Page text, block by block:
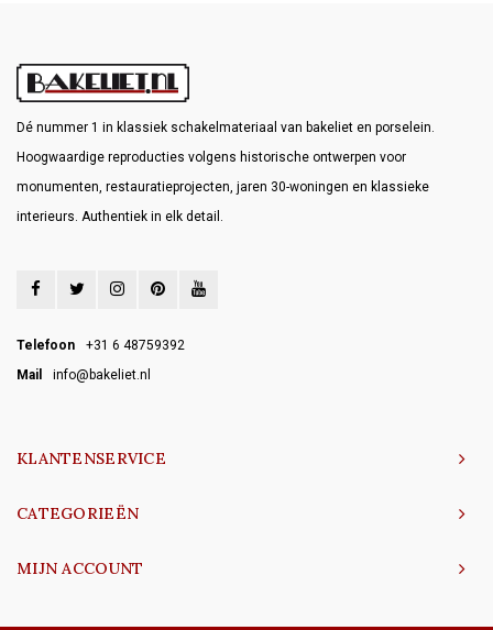
Dé nummer 1 in klassiek schakelmateriaal van bakeliet en porselein.
Hoogwaardige reproducties volgens historische ontwerpen voor
monumenten, restauratieprojecten, jaren 30-woningen en klassieke
interieurs. Authentiek in elk detail.
Telefoon
+31 6 48759392
Mail
info@bakeliet.nl
KLANTENSERVICE
CATEGORIEËN
MIJN ACCOUNT